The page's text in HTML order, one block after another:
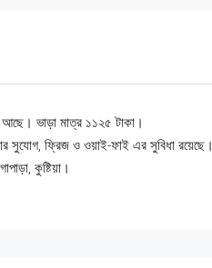
আছে। ভাড়া মাত্র ১১২৫ টাকা।
সুযোগ, ফ্রিজ ও ওয়াই-ফাই এর সুবিধা রয়েছে।
কুষ্টিয়া।